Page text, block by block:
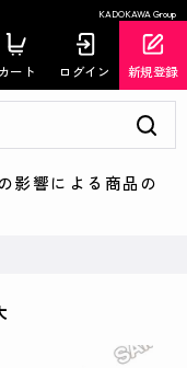
KADOKAWA Group
カート ログイン 新規登録
響による商品の